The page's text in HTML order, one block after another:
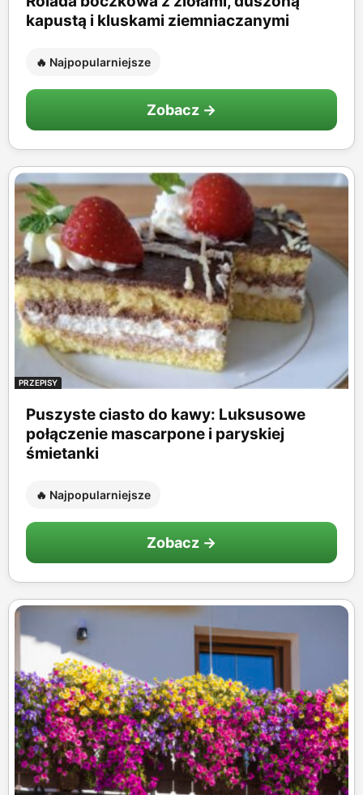
kapustą i kluskami ziemniaczanymi
🔥 Najpopularniejsze
Zobacz →
PRZEPISY
Puszyste ciasto do kawy: Luksusowe
połączenie mascarpone i paryskiej
śmietanki
🔥 Najpopularniejsze
Zobacz →